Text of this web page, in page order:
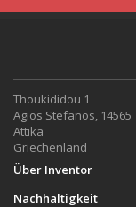
Thoukididou 1
Agios Stefanos, 14565
Attika
Griechenland
Über Inventor
Nachhaltigkeit